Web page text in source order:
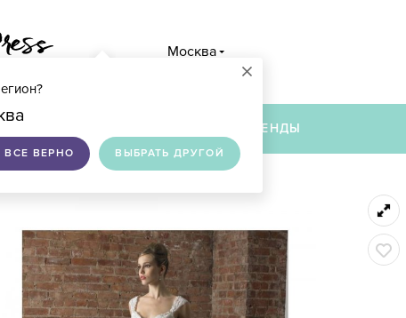
свадебных платьев
Москва
×
ВСЕ ВЕРНО ВЫБРАТЬ ДРУГОЙ
ПЛАТЬЯ БРЕНДЫ